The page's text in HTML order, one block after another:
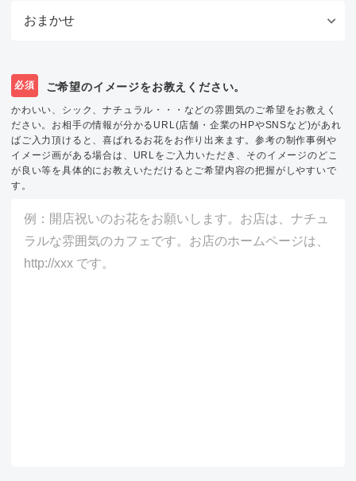
必須 ご希望のイメージをお教えください。
かわいい、シック、ナチュラル・・・などの雰囲気のご希望をお教えく
ださい。お相手の情報が分かるURL(店舗・企業のHPやSNSなど)があれ
ばご入力頂けると、喜ばれるお花をお作り出来ます。参考の制作事例や
イメージ画がある場合は、URLをご入力いただき、そのイメージのどこ
が良い等を具体的にお教えいただけるとご希望内容の把握がしやすいで
す。